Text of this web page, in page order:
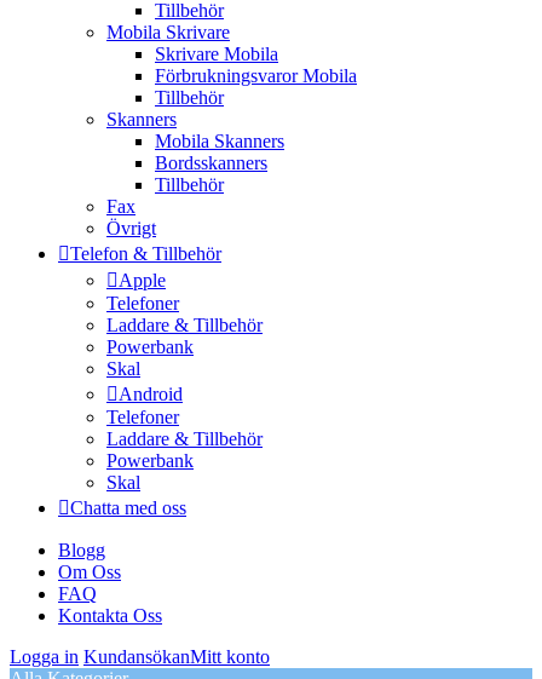
Tillbehör
Mobila Skrivare
Skrivare Mobila
Förbrukningsvaror Mobila
Tillbehör
Skanners
Mobila Skanners
Bordsskanners
Tillbehör
Fax
Övrigt
Telefon & Tillbehör
Apple
Telefoner
Laddare & Tillbehör
Powerbank
Skal
Android
Telefoner
Laddare & Tillbehör
Powerbank
Skal
Chatta med oss
Blogg
Om Oss
FAQ
Kontakta Oss
Logga in KundansökanMitt konto